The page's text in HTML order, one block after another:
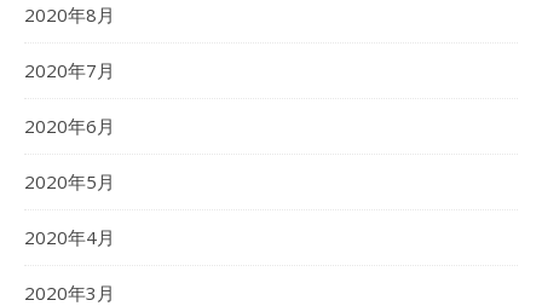
2020年8月
2020年7月
2020年6月
2020年5月
2020年4月
2020年3月